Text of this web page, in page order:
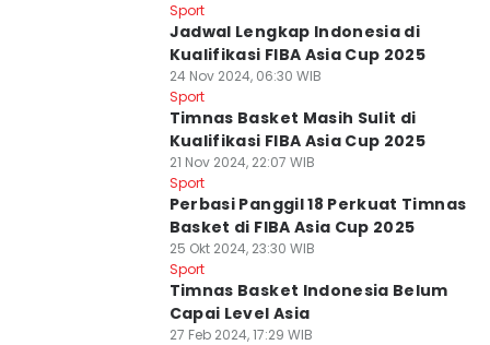
Sport
Jadwal Lengkap Indonesia di
Kualifikasi FIBA Asia Cup 2025
24 Nov 2024, 06:30 WIB
Sport
Timnas Basket Masih Sulit di
Kualifikasi FIBA Asia Cup 2025
21 Nov 2024, 22:07 WIB
Sport
Perbasi Panggil 18 Perkuat Timnas
Basket di FIBA Asia Cup 2025
25 Okt 2024, 23:30 WIB
Sport
Timnas Basket Indonesia Belum
Capai Level Asia
27 Feb 2024, 17:29 WIB